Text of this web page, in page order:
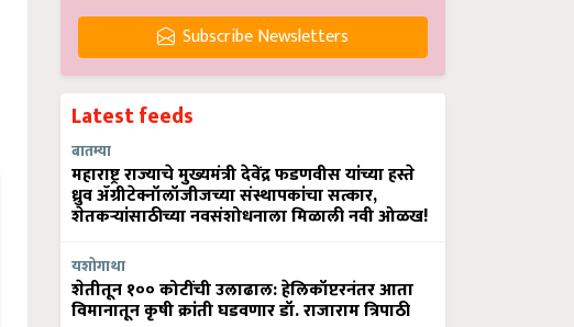
Subscribe Newsletters
Latest feeds
बातम्या
महाराष्ट्र राज्याचे मुख्यमंत्री देवेंद्र फडणवीस यांच्या हस्ते
ध्रुव ॲग्रीटेक्नॉलॉजीजच्या संस्थापकांचा सत्कार,
शेतकऱ्यांसाठीच्या नवसंशोधनाला मिळाली नवी ओळख!
यशोगाथा
शेतीतून १०० कोटींची उलाढाल: हेलिकॉप्टरनंतर आता
विमानातून कृषी क्रांती घडवणार डॉ. राजाराम त्रिपाठी